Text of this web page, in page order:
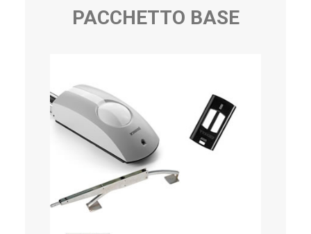
PACCHETTO BASE